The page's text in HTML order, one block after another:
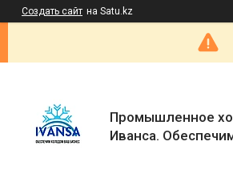
Создать сайт на Satu.kz
Промышленное
Иванса.